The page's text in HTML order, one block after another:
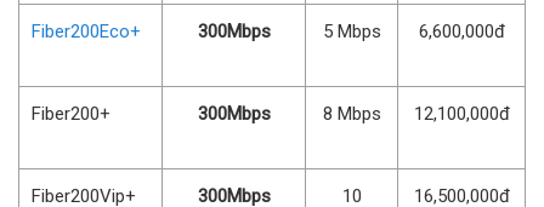
Fiber200Eco+ 300Mbps 5 Mbps 6,600,000đ
Fiber200+ 300Mbps 8 Mbps 12,100,000đ
Fiber200Vip+ 300Mbps
10
16,500,000đ